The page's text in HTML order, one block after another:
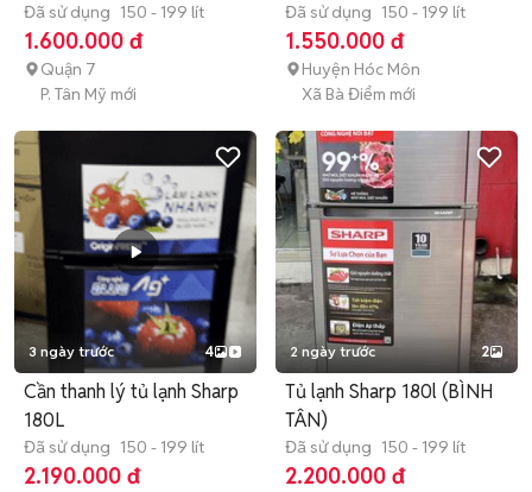
Đã sử dụng 150 - 199 lít
1.600.000 đ
Quận 7
P. Tân Mỹ mới
Đã sử dụng 150 - 199 lít
1.550.000 đ
Huyện Hóc Môn
Xã Bà Điểm mới
3 ngày trước 4
Cần thanh lý tủ lạnh Sharp
180L
Đã sử dụng 150 - 199 lít
2.190.000 đ
2 ngày trước 2
Tủ lạnh Sharp 180l (BÌNH
TÂN)
Đã sử dụng 150 - 199 lít
2.200.000 đ